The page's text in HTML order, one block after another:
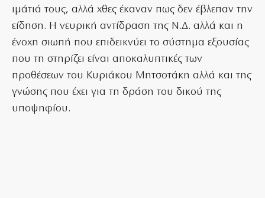
ιμάτιά τους, αλλά χθες έκαναν πως δεν έβλεπαν την
είδηση. Η νευρική αντίδραση της Ν.Δ. αλλά και η
ένοχη σιωπή που επιδεικνύει το σύστημα εξουσίας
που τη στηρίζει είναι αποκαλυπτικές των
προθέσεων του Κυριάκου Μητσοτάκη αλλά και της
γνώσης που έχει για τη δράση του δικού της
υποψηφίου.